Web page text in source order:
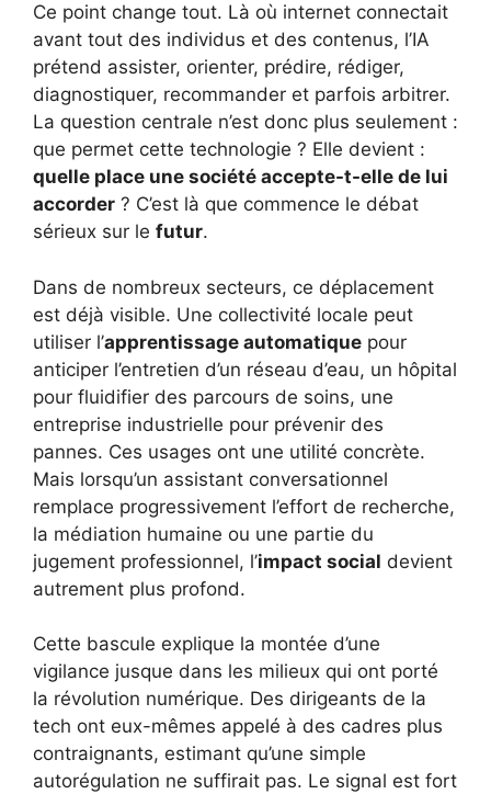
Ce point change tout. Là où internet connectait
avant tout des individus et des contenus, l’IA
prétend assister, orienter, prédire, rédiger,
diagnostiquer, recommander et parfois arbitrer.
La question centrale n’est donc plus seulement :
que permet cette technologie ? Elle devient :
quelle place une société accepte-t-elle de lui
accorder ? C’est là que commence le débat
sérieux sur le futur.
Dans de nombreux secteurs, ce déplacement
est déjà visible. Une collectivité locale peut
utiliser l’apprentissage automatique pour
anticiper l’entretien d’un réseau d’eau, un hôpital
pour fluidifier des parcours de soins, une
entreprise industrielle pour prévenir des
pannes. Ces usages ont une utilité concrète.
Mais lorsqu’un assistant conversationnel
remplace progressivement l’effort de recherche,
la médiation humaine ou une partie du
jugement professionnel, l’impact social devient
autrement plus profond.
Cette bascule explique la montée d’une
vigilance jusque dans les milieux qui ont porté
la révolution numérique. Des dirigeants de la
tech ont eux-mêmes appelé à des cadres plus
contraignants, estimant qu’une simple
autorégulation ne suffirait pas. Le signal est fort